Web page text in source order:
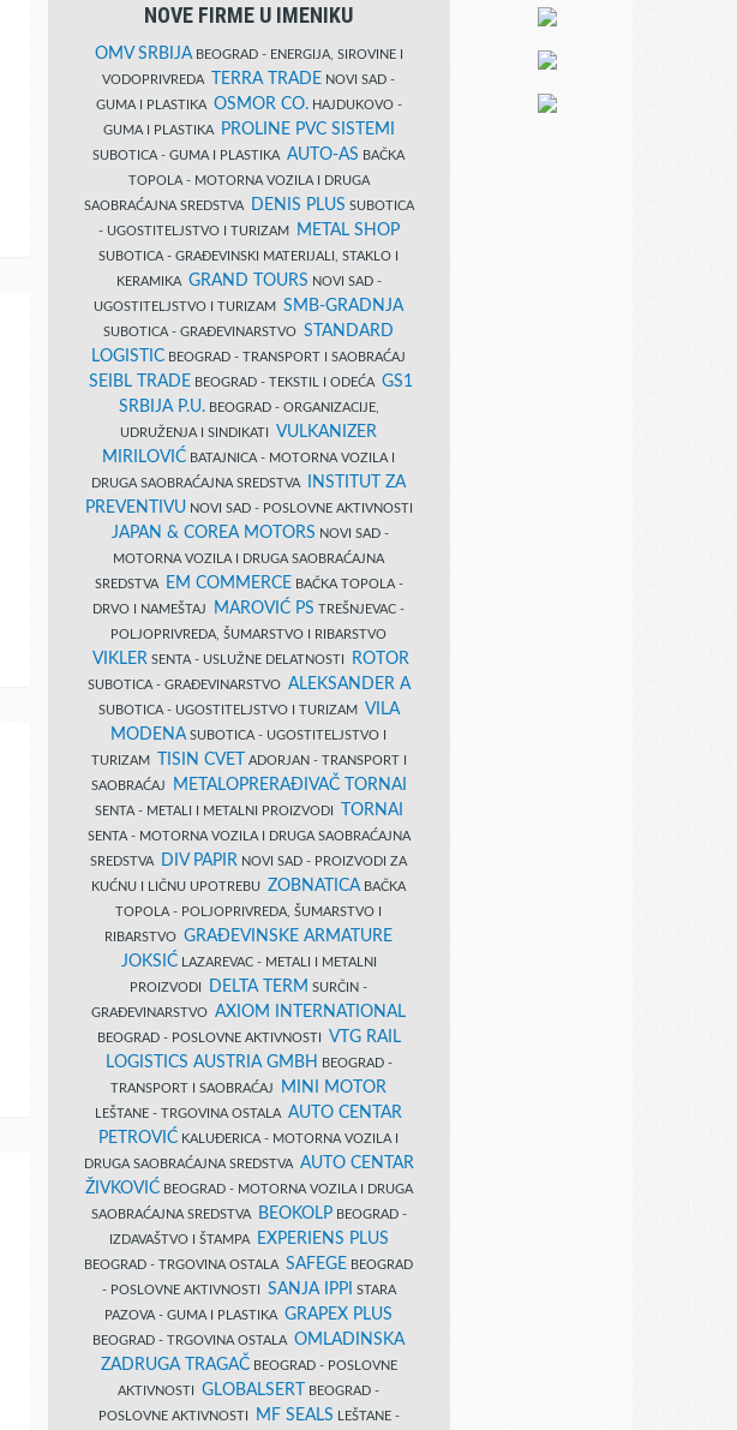
NOVE FIRME U IMENIKU
OMV SRBIJABEOGRAD - ENERGIJA, SIROVINE I
VODOPRIVREDA
TERRA TRADE NOVI SAD -
GUMA I PLASTIKA OSMOR CO.HAJDUKOVO -
GUMA I PLASTIKA
PROLINE PVC SISTEMI
SUBOTICA - GUMA I PLASTIKA AUTO-AS BAČKA
TOPOLA - MOTORNA VOZILA I DRUGA
SAOBRAĆAJNA SREDSTVA
DENIS PLUS SUBOTICA
- UGOSTITELJSTVO I TURIZAM
METAL SHOP
SUBOTICA - GRAĐEVINSKI MATERIJALI, STAKLO I
KERAMIKA GRAND TOURS NOVI SAD -
UGOSTITELJSTVO I TURIZAM SMB-GRADNJA
SUBOTICA - GRAĐEVINARSTVO STANDARD
LOGISTIC BEOGRAD - TRANSPORT I SAOBRAĆAJ
SEIBL TRADE BEOGRAD - TEKSTIL I ODEĆA GS1
SRBIJA P.U.BEOGRAD - ORGANIZACIJE,
UDRUŽENJA I SINDIKATI VULKANIZER
MIRILOVIĆ BATAJNICA - MOTORNA VOZILA I
DRUGA SAOBRAĆAJNA SREDSTVA
INSTITUT ZA
PREVENTIVUNOVI SAD - POSLOVNE AKTIVNOSTI
JAPAN & COREA MOTORS NOVI SAD -
MOTORNA VOZILA I DRUGA SAOBRAĆAJNA
SREDSTVA
EM COMMERCE BAČKA TOPOLA -
DRVO I NAMEŠTAJ
MAROVIĆ PS TREŠNJEVAC -
POLJOPRIVREDA, ŠUMARSTVO I RIBARSTVO
VIKLER SENTA - USLUŽNE DELATNOSTI ROTOR
SUBOTICA - GRAĐEVINARSTVO ALEKSANDER A
SUBOTICA - UGOSTITELJSTVO I TURIZAM VILA
MODENA SUBOTICA - UGOSTITELJSTVO I
TURIZAM
TISIN CVET
ADORJAN - TRANSPORT I
SAOBRAĆAJ
METALOPRERAĐIVAČ TORNAI
SENTA - METALI I METALNI PROIZVODI TORNAI
SENTA - MOTORNA VOZILA I DRUGA SAOBRAĆAJNA
SREDSTVA
DIV PAPIR NOVI SAD - PROIZVODI ZA
KUĆNU I LIČNU UPOTREBU ZOBNATICA BAČKA
TOPOLA - POLJOPRIVREDA, ŠUMARSTVO I
RIBARSTVO GRAĐEVINSKE ARMATURE
JOKSIĆLAZAREVAC - METALI I METALNI
PROIZVODI
DELTA TERM SURČIN -
GRAĐEVINARSTVO AXIOM INTERNATIONAL
BEOGRAD - POSLOVNE AKTIVNOSTI VTG RAIL
LOGISTICS AUSTRIA GMBH
BEOGRAD -
TRANSPORT I SAOBRAĆAJ
MINI MOTOR
LEŠTANE - TRGOVINA OSTALA AUTO CENTAR
PETROVIĆ KALUĐERICA - MOTORNA VOZILA I
DRUGA SAOBRAĆAJNA SREDSTVA AUTO CENTAR
ŽIVKOVIĆBEOGRAD - MOTORNA VOZILA I DRUGA
SAOBRAĆAJNA SREDSTVA
BEOKOLPBEOGRAD -
IZDAVAŠTVO I ŠTAMPA
EXPERIENS PLUS
BEOGRAD - TRGOVINA OSTALA SAFEGE BEOGRAD
- POSLOVNE AKTIVNOSTI SANJA IPPI
STARA
PAZOVA - GUMA I PLASTIKA GRAPEX PLUS
BEOGRAD - TRGOVINA OSTALA OMLADINSKA
ZADRUGA TRAGAČBEOGRAD - POSLOVNE
AKTIVNOSTI GLOBALSERT
BEOGRAD -
POSLOVNE AKTIVNOSTI
MF SEALS LEŠTANE -